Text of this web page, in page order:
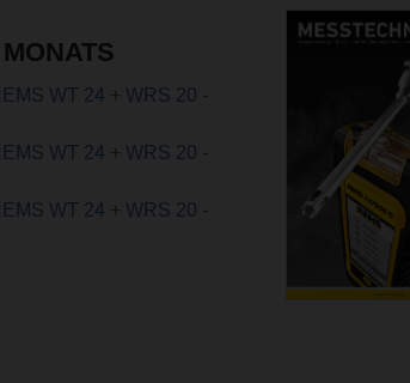
WT 24 + WRS 20 -
WT 24 + WRS 20 -
WT 24 + WRS 20 -